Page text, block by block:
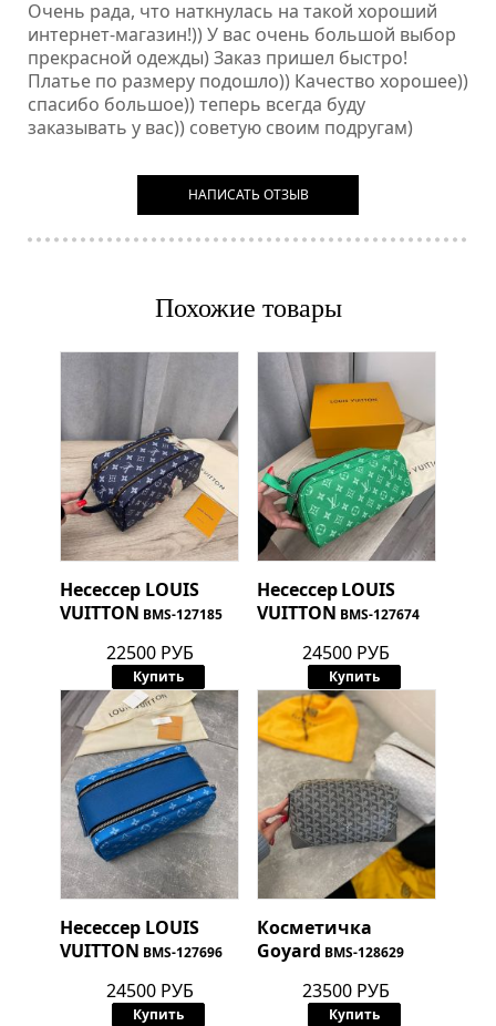
Очень рада, что наткнулась на такой хороший
интернет-магазин!)) У вас очень большой выбор
прекрасной одежды) Заказ пришел быстро!
Платье по размеру подошло)) Качество хорошее))
спасибо большое)) теперь всегда буду
заказывать у вас)) советую своим подругам)
НАПИСАТЬ ОТЗЫВ
Похожие товары
Несессер LOUIS
VUITTON BMS-127185
22500 РУБ
Купить
Несессер LOUIS
VUITTON BMS-127674
24500 РУБ
Купить
Несессер LOUIS
VUITTON BMS-127696
24500 РУБ
Купить
Косметичка
Goyard BMS-128629
23500 РУБ
Купить